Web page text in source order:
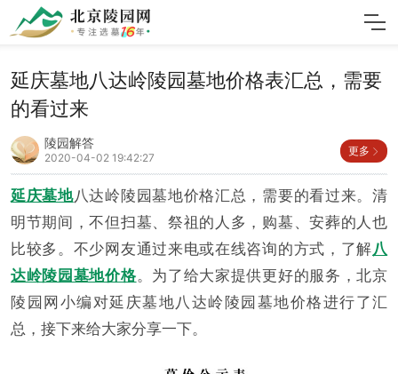
延庆墓地八达岭陵园墓地价格表汇总，需要
的看过来
陵园解答
2020-04-02 19:42:27
更多
延庆墓地八达岭陵园墓地价格汇总，需要的看过来。清
明节期间，不但扫墓、祭祖的人多，购墓、安葬的人也
比较多。不少网友通过来电或在线咨询的方式，了解八
达岭陵园墓地价格。为了给大家提供更好的服务，北京
陵园网小编对延庆墓地八达岭陵园墓地价格进行了汇
总，接下来给大家分享一下。